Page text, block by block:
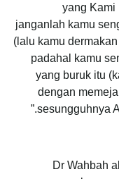
yang Kami
janganlah kamu
(lalu kamu
padahal kamu
yang buruk itu
dengan
sesungguhnya
Dr Wahbah